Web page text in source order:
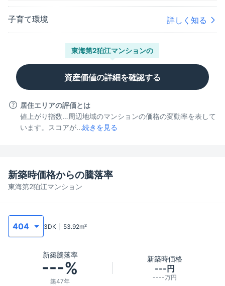
子育て環境 詳しく知る
東海第2狛江マンションの
資産価値の詳細を確認する
居住エリアの評価とは
値上がり指数…周辺地域のマンションの価格の変動率を表して
います。スコアが...続きを見る
東海第2狛江マンション
新築時価格からの騰落率
3DK 53.92m²
新築騰落率
---%
築47年
新築時価格
---円
----万円